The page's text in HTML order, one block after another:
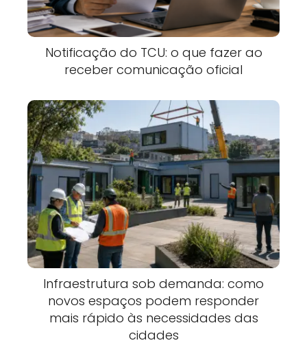
Notificação do TCU: o que fazer ao
receber comunicação oficial
Infraestrutura sob demanda: como
novos espaços podem responder
mais rápido às necessidades das
cidades